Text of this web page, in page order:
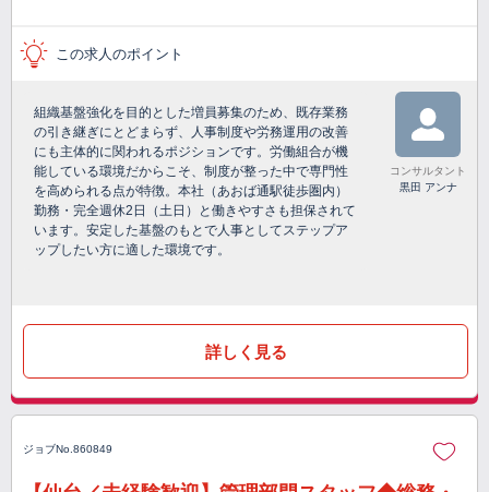
この求人のポイント
組織基盤強化を目的とした増員募集のため、既存業務
の引き継ぎにとどまらず、人事制度や労務運用の改善
にも主体的に関われるポジションです。労働組合が機
能している環境だからこそ、制度が整った中で専門性
を高められる点が特徴。本社（あおば通駅徒歩圏内）
勤務・完全週休2日（土日）と働きやすさも担保されて
います。安定した基盤のもとで人事としてステップア
ップしたい方に適した環境です。
コンサルタント
黒田 アンナ
詳しく見る
ジョブNo.860849